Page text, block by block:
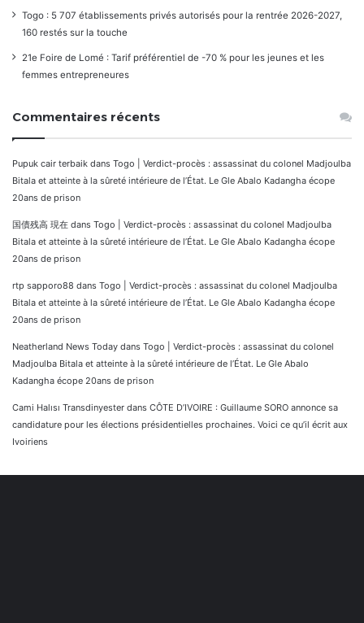
Togo : 5 707 établissements privés autorisés pour la rentrée 2026-2027,
160 restés sur la touche
21e Foire de Lomé : Tarif préférentiel de -70 % pour les jeunes et les
femmes entrepreneures
Commentaires récents
Pupuk cair terbaik dans Togo | Verdict-procès : assassinat du colonel Madjoulba
Bitala et atteinte à la sûreté intérieure de l’État. Le Gle Abalo Kadangha écope
20ans de prison
国債残高 現在 dans Togo | Verdict-procès : assassinat du colonel Madjoulba
Bitala et atteinte à la sûreté intérieure de l’État. Le Gle Abalo Kadangha écope
20ans de prison
rtp sapporo88 dans Togo | Verdict-procès : assassinat du colonel Madjoulba
Bitala et atteinte à la sûreté intérieure de l’État. Le Gle Abalo Kadangha écope
20ans de prison
Neatherland News Today dans Togo | Verdict-procès : assassinat du colonel
Madjoulba Bitala et atteinte à la sûreté intérieure de l’État. Le Gle Abalo
Kadangha écope 20ans de prison
Cami Halısı Transdinyester dans CÔTE D’IVOIRE : Guillaume SORO annonce sa
candidature pour les élections présidentielles prochaines. Voici ce qu’il écrit aux
Ivoiriens